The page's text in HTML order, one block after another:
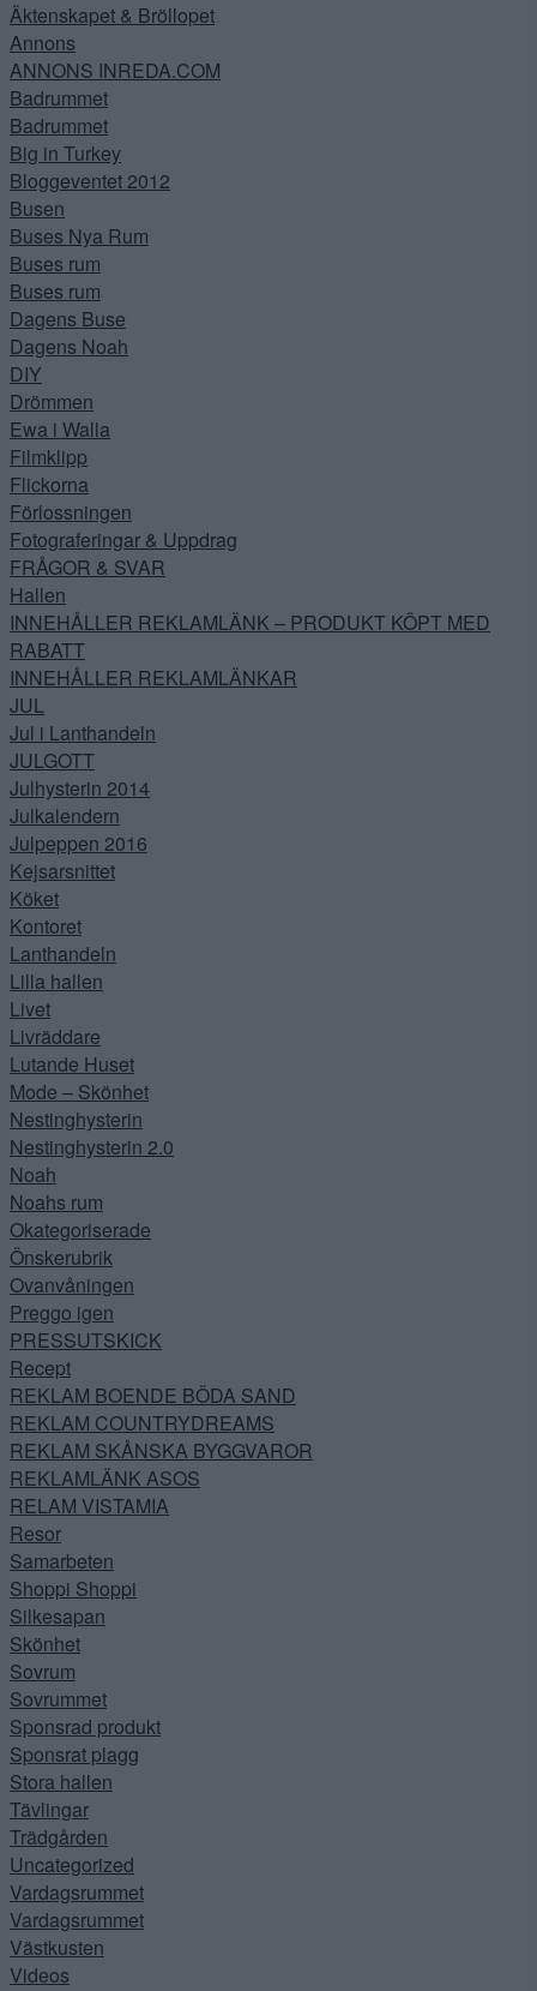
Äktenskapet & Bröllopet
Annons
ANNONS INREDA.COM
Badrummet
Badrummet
Big in Turkey
Bloggeventet 2012
Busen
Buses Nya Rum
Buses rum
Buses rum
Dagens Buse
Dagens Noah
DIY
Drömmen
Ewa i Walla
Filmklipp
Flickorna
Förlossningen
Fotograferingar & Uppdrag
FRÅGOR & SVAR
Hallen
INNEHÅLLER REKLAMLÄNK – PRODUKT KÖPT MED
RABATT
INNEHÅLLER REKLAMLÄNKAR
JUL
Jul i Lanthandeln
JULGOTT
Julhysterin 2014
Julkalendern
Julpeppen 2016
Kejsarsnittet
Köket
Kontoret
Lanthandeln
Lilla hallen
Livet
Livräddare
Lutande Huset
Mode – Skönhet
Nestinghysterin
Nestinghysterin 2.0
Noah
Noahs rum
Okategoriserade
Önskerubrik
Ovanvåningen
Preggo igen
PRESSUTSKICK
Recept
REKLAM BOENDE BÖDA SAND
REKLAM COUNTRYDREAMS
REKLAM SKÅNSKA BYGGVAROR
REKLAMLÄNK ASOS
RELAM VISTAMIA
Resor
Samarbeten
Shoppi Shoppi
Silkesapan
Skönhet
Sovrum
Sovrummet
Sponsrad produkt
Sponsrat plagg
Stora hallen
Tävlingar
Trädgården
Uncategorized
Vardagsrummet
Vardagsrummet
Västkusten
Videos